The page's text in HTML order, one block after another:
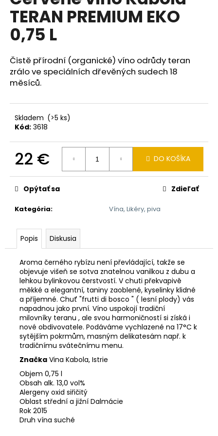
0,0
5
hviezdičiek.
TERAN PREMIUM EKO
0,75 L
Čistě přírodní (organické) víno odrůdy teran
zrálo ve speciálních dřevěných sudech 18
měsíců.
Skladem (>5 ks)
Kód: 3618
22 €
cena:
DO KOŠÍKA
Kategória: Vína, Likéry, piva
Opýtať sa Zdieľať
Popis Diskusia
Aroma černého rybízu není převládající, takže se
objevuje višeň se sotva znatelnou vanilkou z dubu a
lehkou bylinkovou čerstvostí. V chuti překvapivě
měkké a elegantní, taniny zaoblené, kyselinky klidné
a příjemné. Chuť "frutti di bosco " ( lesní plody) vás
napadnou jako první. Víno uspokojí tradiční
milovníky teranu , ale svou harmoničností si získá i
nové obdivovatele. Podáváme vychlazené na 17°C k
sytějším pokrmům, masným delikatesám např. k
tradičnímu svátečnímu menu.
Značka Vina Kabola, Istrie
Objem 0,75 l
Obsah alk. 13,0 vol%
Alergeny oxid siřičitý
Oblast střední a jižní Dalmácie
Rok 2015
Druh vína suché
á
j
s
?
O
d
p
o
ú
e
EXTRA
PANENSKÝ
OLIVOVÝ
OLEJ
ÓRGULA
TRADICIJA
500ML
8,23